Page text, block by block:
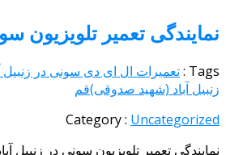
نمایندگی تعمیر تلویزیون سونی در
Tags : تعمیرات ال ای دی سونی در
زنبیل آباد (شهید صدوقی)قم
Category : Uncategorized
نمایندگی تعمیر تلویزیون سونی در زنبیل